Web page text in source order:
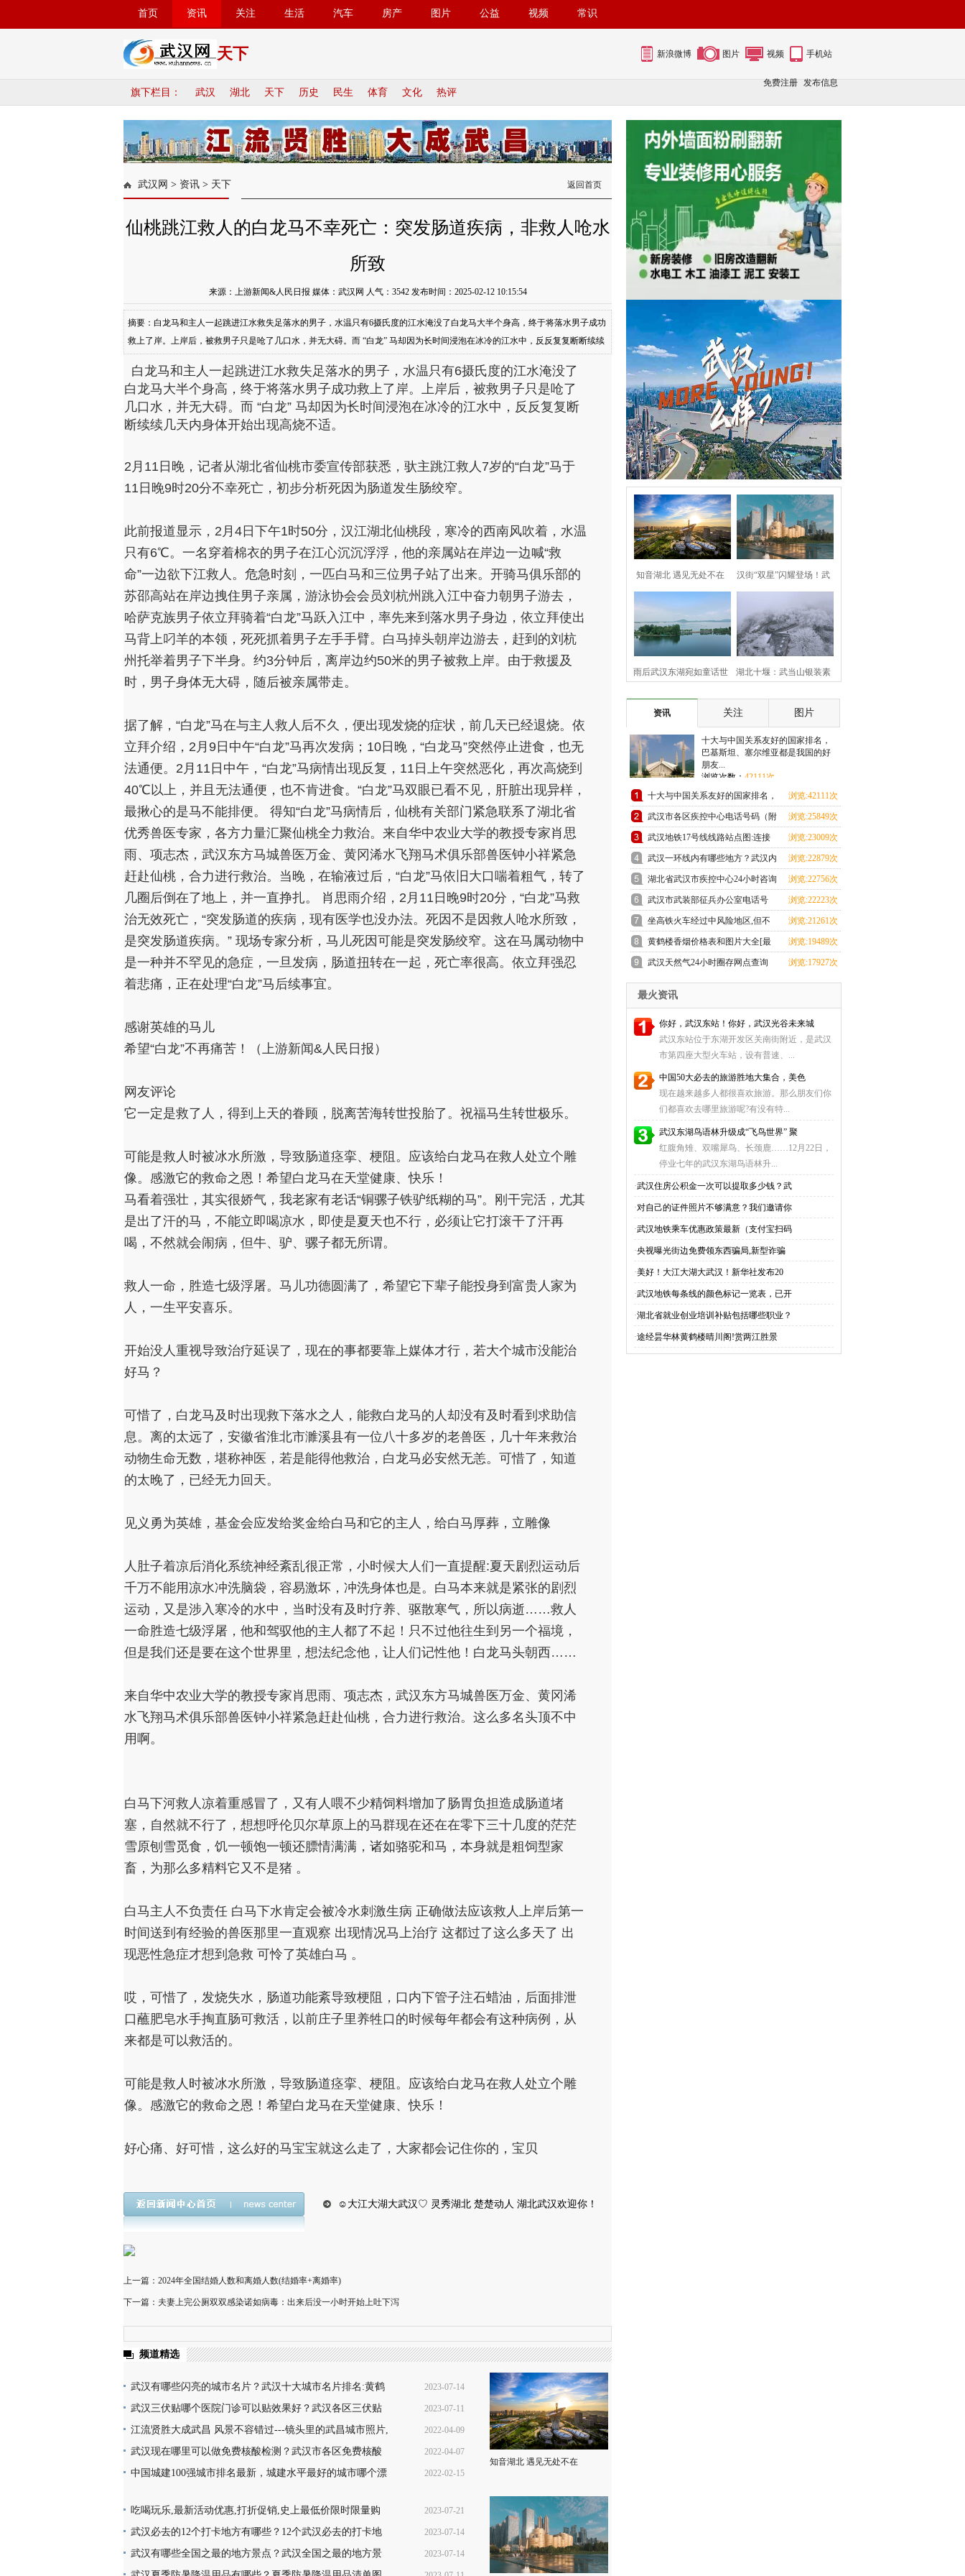
首页 资讯 关注 生活 汽车 房产 图片 公益 视频 常识
天下 新浪微博 图片 视频 手机站
免费注册 发布信息
旗下栏目： 武汉 湖北 天下 历史 民生 体育 文化 热评
武汉网 > 资讯 > 天下 返回首页
仙桃跳江救人的白龙马不幸死亡：突发肠道疾病，非救人呛水
所致
来源：上游新闻&人民日报 媒体：武汉网 人气： 3542 发布时间：2025-02-12 10:15:54
摘要：白龙马和主人一起跳进江水救失足落水的男子，水温只有6摄氏度的江水淹没了白龙马大半个身高，终于将落水男子成功
救上了岸。上岸后，被救男子只是呛了几口水，并无大碍。而 “白龙” 马却因为长时间浸泡在冰冷的江水中，反反复复断断续续
不幸死
白龙马和主人一起跳进江水救失足落水的男子，水温只有6摄氏度的江水淹没了
白龙马大半个身高， 终于将落水男子成功救上了岸。 上岸后，被救男子只是呛了
几口水，并无大碍。而 “白龙” 马却因为长时间浸泡在冰冷的江水中，反反复复断
断续续几天内身体开始出现高烧不适。
2月11日晚， 记者从湖北省仙桃市委宣传部获悉， 驮主跳江救人7岁的“白龙”马于
11日晚9时20分不幸死亡，初步分析死因为肠道发生肠绞窄。
此前报道显示，2月4日下午1时50分，汉江湖北仙桃段，寒冷的西南风吹着，水温
只有6℃。一名穿着棉衣的男子在江心沉沉浮浮，他的亲属站在岸边一边喊“救
命”一边欲下江救人。危急时刻，一匹白马和三位男子站了出来。开骑马俱乐部的
苏邵高站在岸边拽住男子亲属，游泳协会会员刘杭州跳入江中奋力朝男子游去，
哈萨克族男子依立拜骑着“白龙”马跃入江中，率先来到落水男子身边，依立拜使出
马背上叼羊的本领，死死抓着男子左手手臂。白马掉头朝岸边游去，赶到的刘杭
州托举着男子下半身。约3分钟后，离岸边约50米的男子被救上岸。由于救援及
时，男子身体无大碍，随后被亲属带走。
据了解，“白龙”马在与主人救人后不久，便出现发烧的症状，前几天已经退烧。 依
立拜介绍，2月9日中午“白龙”马再次发病； 10日晚，“白龙马”突然停止进食，也无
法通便。 2月11日中午， “白龙”马病情出现反复，11日上午突然恶化，再次高烧到
40℃以上，并且无法通便，也不肯进食。 “白龙”马双眼已看不见，肝脏出现异样，
最揪心的是马不能排便。 得知“白龙”马病情后，仙桃有关部门紧急联系了湖北省
优秀兽医专家，各方力量汇聚仙桃全力救治。来自华中农业大学的教授专家肖思
雨、项志杰，武汉东方马城兽医万金、黄冈浠水飞翔马术俱乐部兽医钟小祥紧急
赶赴仙桃，合力进行救治。 当晚，在输液过后，“白龙”马依旧大口喘着粗气，转了
几圈后倒在了地上，并一直挣扎。
肖思雨介绍，2月11日晚9时20分，“白龙”马救
治无效死亡，“突发肠道的疾病，现有医学也没办法。死因不是因救人呛水所致，
是突发肠道疾病。” 现场专家分析，马儿死因可能是突发肠绞窄。这在马属动物中
是一种并不罕见的急症，一旦发病，肠道扭转在一起，死亡率很高。 依立拜强忍
着悲痛，正在处理“白龙”马后续事宜。
感谢英雄的马儿
希望“白龙”不再痛苦！
（上游新闻&人民日报）
网友评论
它一定是救了人，得到上天的眷顾，脱离苦海转世投胎了。祝福马生转世极乐。
可能是救人时被冰水所激，导致肠道痉挛、梗阻。应该给白龙马在救人处立个雕
像。感激它的救命之恩！希望白龙马在天堂健康、快乐！
马看着强壮，其实很娇气，我老家有老话“铜骡子铁驴纸糊的马”。刚干完活，尤其
是出了汗的马，不能立即喝凉水，即使是夏天也不行，必须让它打滚干了汗再
喝，不然就会闹病，但牛、驴、骡子都无所谓。
救人一命，胜造七级浮屠。马儿功德圆满了，希望它下辈子能投身到富贵人家为
人，一生平安喜乐。
开始没人重视导致治疗延误了，现在的事都要靠上媒体才行，若大个城市没能治
好马？
可惜了，白龙马及时出现救下落水之人，能救白龙马的人却没有及时看到求助信
息。离的太远了，安徽省淮北市濉溪县有一位八十多岁的老兽医，几十年来救治
动物生命无数，堪称神医，若是能得他救治，白龙马必安然无恙。可惜了，知道
的太晚了，已经无力回天。
见义勇为英雄，基金会应发给奖金给白马和它的主人，给白马厚葬，立雕像
人肚子着凉后消化系统神经紊乱很正常，小时候大人们一直提醒:夏天剧烈运动后
千万不能用凉水冲洗脑袋，容易激坏，冲洗身体也是。白马本来就是紧张的剧烈
运动，又是涉入寒冷的水中，当时没有及时疗养、驱散寒气，所以病逝……救人
一命胜造七级浮屠，他和驾驭他的主人都了不起！只不过他往生到另一个福境，
但是我们还是要在这个世界里，想法纪念他，让人们记性他！白龙马头朝西……
来自华中农业大学的教授专家肖思雨、项志杰，武汉东方马城兽医万金、黄冈浠
水飞翔马术俱乐部兽医钟小祥紧急赶赴仙桃，合力进行救治。这么多名头顶不中
用啊。
白马下河救人凉着重感冒了，又有人喂不少精饲料增加了肠胃负担造成肠道堵
塞，自然就不行了，想想呼伦贝尔草原上的马群现在还在在零下三十几度的茫茫
雪原刨雪觅食，饥一顿饱一顿还膘情满满，诸如骆驼和马，本身就是粗饲型家
畜，为那么多精料它又不是猪 。
白马主人不负责任 白马下水肯定会被冷水刺激生病 正确做法应该救人上岸后第一
时间送到有经验的兽医那里一直观察 出现情况马上治疗 这都过了这么多天了 出
现恶性急症才想到急救 可怜了英雄白马 。
哎，可惜了，发烧失水，肠道功能紊导致梗阻，口内下管子注石蜡油，后面排泄
口蘸肥皂水手掏直肠可救活，以前庄子里养牲口的时候每年都会有这种病例，从
来都是可以救活的。
可能是救人时被冰水所激，导致肠道痉挛、梗阻。应该给白龙马在救人处立个雕
像。感激它的救命之恩！希望白龙马在天堂健康、快乐！
好心痛、好可惜，这么好的马宝宝就这么走了，大家都会记住你的，宝贝
☺大江大湖大武汉♡ 灵秀湖北 楚楚动人 湖北武汉欢迎你！
上一篇：2024年全国结婚人数和离婚人数(结婚率+离婚率)
下一篇：夫妻上完公厕双双感染诺如病毒：出来后没一小时开始上吐下泻
频道精选
武汉有哪些闪亮的城市名片？武汉十大城市名片排名:黄鹤
楼热干面无人不知无人不晓
2023-07-14
16:39:53
武汉三伏贴哪个医院门诊可以贴效果好？武汉各区三伏贴
医院门诊名单地址(就诊时间+门诊地点+价格查询+预
2023-07-11
10:28:55
江流贤胜大成武昌 风景不容错过---镜头里的武昌城市照片,
韵味十足又充满活力
2022-04-09
22:02:37
武汉现在哪里可以做免费核酸检测？武汉市各区免费核酸
检测地点位置咨询电话及时间(部分24小时检测)
2022-04-07
08:49:49
中国城建100强城市排名最新，城建水平最好的城市哪个漂
2022-02-15
吃喝玩乐,最新活动优惠,打折促销,史上最低价限时限量购
买,天天更新,超省钱,快来抢购!
2023-07-21
17:29:21
武汉必去的12个打卡地方有哪些？12个武汉必去的打卡地
地址推荐
2023-07-14
16:45:33
武汉有哪些全国之最的地方景点？武汉全国之最的地方景
2023-07-14
知音湖北 遇见无处不在
知音湖北 遇见无处不在 汉街“双星”闪耀登场！武
汉两处地标焕新亮相
雨后武汉东湖宛如童话世 湖北十堰：武当山银装素
资讯
关注 图片
十大与中国关系友好的国家排名，
巴基斯坦、塞尔维亚都是我国的好
朋友...
浏览次数： 42111次
十大与中国关系友好的国家排名，
巴基斯坦、塞尔维亚都是我国的好
朋友
浏览:42111次
武汉市各区疾控中心电话号码（附
湖北17市疾控中心咨询电话+地址
查询+上班时间）
浏览:25849次
武汉地铁17号线线路站点图:连接
武汉三大火车站，从天河机场至黄
家湖大学城
浏览:23009次
武汉一环线内有哪些地方？武汉内
环线、二环线、三环线、四环线、
五环线地图是怎么划分的
浏览:22879次
湖北省武汉市疾控中心24小时咨询
热线，市疾控中心常用电话号码一
览表
浏览:22756次
武汉市武装部征兵办公室电话号
码，武汉各区征兵咨询电话号码一
览表
浏览:22223次
坐高铁火车经过中风险地区,但不
下车,健康码会变色吗？
浏览:21261次
黄鹤楼香烟价格表和图片大全[最
完整版]64种黄鹤楼香烟图片/零售
价全指南
浏览:19489次
武汉天然气24小时圈存网点查询
（自助充值+圈存点地址）
浏览:17927次
最火资讯
你好，武汉东站！你好，武汉光谷未来城
武汉东站位于东湖开发区关南街附近，是武汉
市第四座大型火车站，设有普速、...
中国50大必去的旅游胜地大集合，美色
现在越来越多人都很喜欢旅游。那么朋友们你
们都喜欢去哪里旅游呢?有没有特...
武汉东湖鸟语林升级成“飞鸟世界” 聚
红腹角雉、双嘴犀鸟、长颈鹿……12月22日，
停业七年的武汉东湖鸟语林升...
·武汉住房公积金一次可以提取多少钱？武
·对自己的证件照片不够满意？我们邀请你
·武汉地铁乘车优惠政策最新（支付宝扫码
·央视曝光街边免费领东西骗局,新型诈骗
·美好！大江大湖大武汉！新华社发布20
·武汉地铁每条线的颜色标记一览表，已开
·湖北省就业创业培训补贴包括哪些职业？
·途经昙华林黄鹤楼晴川阁!赏两江胜景